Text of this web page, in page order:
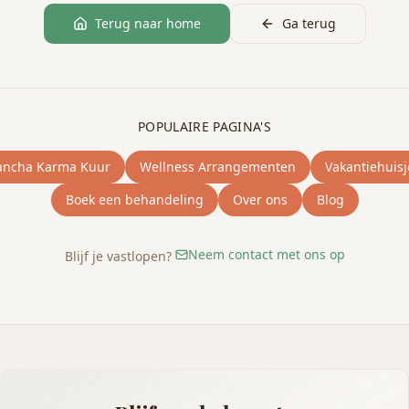
Terug naar home Ga terug
POPULAIRE PAGINA'S
Karma Kuur Wellness Arrangementen
Boek een behandeling
Over ons Blog
Blijf je vastlopen? Neem contact met ons op